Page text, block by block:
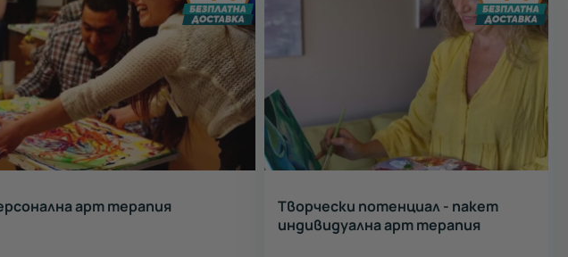
арт терапия
Творчески потенциал - пакет
индивидуална арт терапия